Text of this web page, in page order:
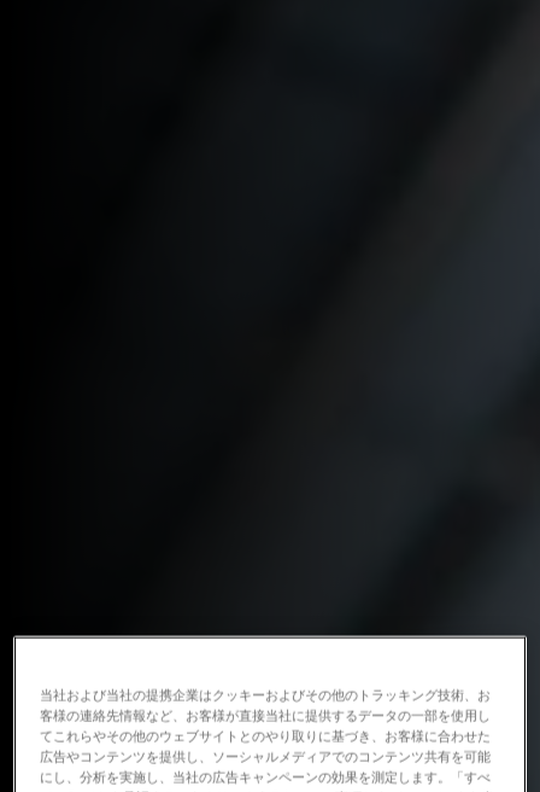
当社および当社の提携企業はクッキーおよびその他のトラッキング技術、お
客様の連絡先情報など、お客様が直接当社に提供するデータの一部を使用し
てこれらやその他のウェブサイトとのやり取りに基づき、お客様に合わせた
広告やコンテンツを提供し、ソーシャルメディアでのコンテンツ共有を可能
にし、分析を実施し、当社の広告キャンペーンの効果を測定します。「すべ